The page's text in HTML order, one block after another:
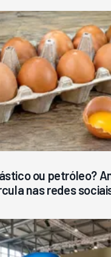
Cat 966
Consultar
ou petróleo?
nas redes